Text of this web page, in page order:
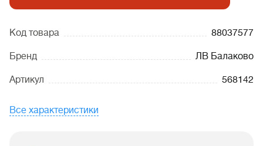
Код товара 88037577
Бренд ЛВ Балаково
Артикул 568142
Все характеристики